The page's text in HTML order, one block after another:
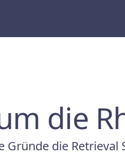
die
Gründe die